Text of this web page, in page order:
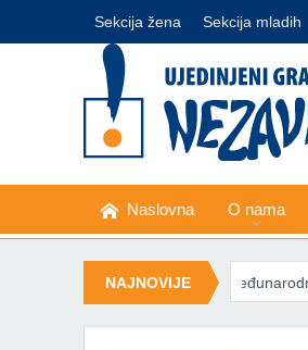
Sekcija žena Sekcija mladih
Naslovna O nama
NAJNOVIJE
Međunarodna